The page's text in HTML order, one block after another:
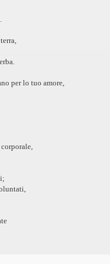
per lo tuo amore,